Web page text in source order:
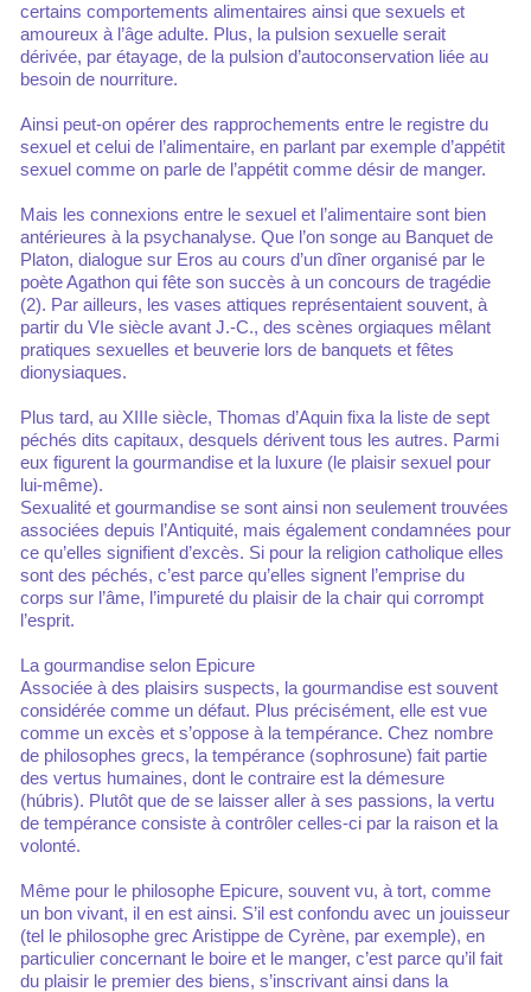
certains comportements alimentaires ainsi que sexuels et
amoureux à l’âge adulte. Plus, la pulsion sexuelle serait
dérivée, par étayage, de la pulsion d’autoconservation liée au
besoin de nourriture.
Ainsi peut-on opérer des rapprochements entre le registre du
sexuel et celui de l’alimentaire, en parlant par exemple d’appétit
sexuel comme on parle de l’appétit comme désir de manger.
Mais les connexions entre le sexuel et l’alimentaire sont bien
antérieures à la psychanalyse. Que l’on songe au Banquet de
Platon, dialogue sur Eros au cours d’un dîner organisé par le
poète Agathon qui fête son succès à un concours de tragédie
(2). Par ailleurs, les vases attiques représentaient souvent, à
partir du VIe siècle avant J.-C., des scènes orgiaques mêlant
pratiques sexuelles et beuverie lors de banquets et fêtes
dionysiaques.
Plus tard, au XIIIe siècle, Thomas d’Aquin fixa la liste de sept
péchés dits capitaux, desquels dérivent tous les autres. Parmi
eux figurent la gourmandise et la luxure (le plaisir sexuel pour
lui-même).
Sexualité et gourmandise se sont ainsi non seulement trouvées
associées depuis l’Antiquité, mais également condamnées pour
ce qu’elles signifient d’excès. Si pour la religion catholique elles
sont des péchés, c’est parce qu’elles signent l’emprise du
corps sur l’âme, l’impureté du plaisir de la chair qui corrompt
l’esprit.
La gourmandise selon Epicure
Associée à des plaisirs suspects, la gourmandise est souvent
considérée comme un défaut. Plus précisément, elle est vue
comme un excès et s’oppose à la tempérance. Chez nombre
de philosophes grecs, la tempérance (sophrosune) fait partie
des vertus humaines, dont le contraire est la démesure
(húbris). Plutôt que de se laisser aller à ses passions, la vertu
de tempérance consiste à contrôler celles-ci par la raison et la
volonté.
Même pour le philosophe Epicure, souvent vu, à tort, comme
un bon vivant, il en est ainsi. S’il est confondu avec un jouisseur
(tel le philosophe grec Aristippe de Cyrène, par exemple), en
particulier concernant le boire et le manger, c’est parce qu’il fait
du plaisir le premier des biens, s’inscrivant ainsi dans la